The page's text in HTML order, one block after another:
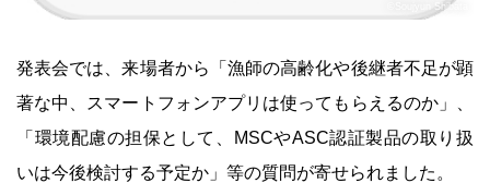
©Soujyun Shibata
発表会では、来場者から「漁師の高齢化や後継者不足が顕
著な中、スマートフォンアプリは使ってもらえるのか」、
「環境配慮の担保として、MSCやASC認証製品の取り扱
いは今後検討する予定か」等の質問が寄せられました。